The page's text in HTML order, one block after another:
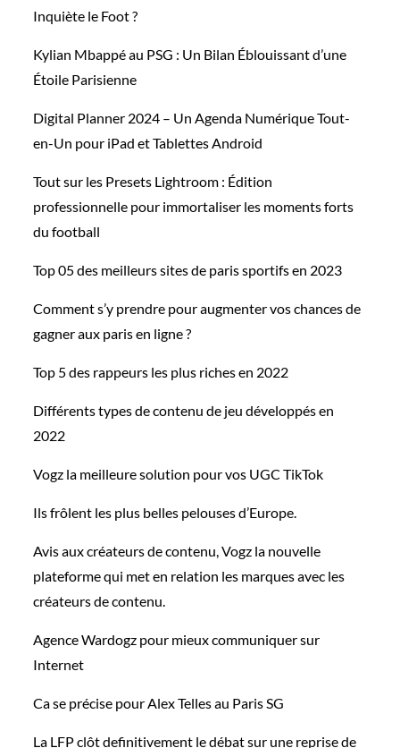
Inquiète le Foot ?
Kylian Mbappé au PSG : Un Bilan Éblouissant d’une
Étoile Parisienne
Digital Planner 2024 – Un Agenda Numérique Tout-
en-Un pour iPad et Tablettes Android
Tout sur les Presets Lightroom : Édition
professionnelle pour immortaliser les moments forts
du football
Top 05 des meilleurs sites de paris sportifs en 2023
Comment s’y prendre pour augmenter vos chances de
gagner aux paris en ligne ?
Top 5 des rappeurs les plus riches en 2022
Différents types de contenu de jeu développés en
2022
Vogz la meilleure solution pour vos UGC TikTok
Ils frôlent les plus belles pelouses d’Europe.
Avis aux créateurs de contenu, Vogz la nouvelle
plateforme qui met en relation les marques avec les
créateurs de contenu.
Agence Wardogz pour mieux communiquer sur
Internet
Ca se précise pour Alex Telles au Paris SG
La LFP clôt definitivement le débat sur une reprise de